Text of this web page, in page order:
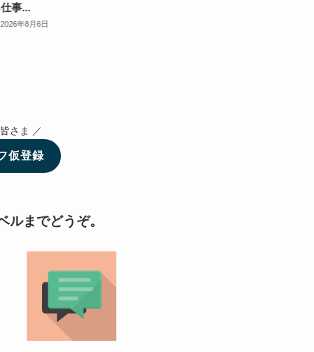
事...
2026年8月6日
さま ／
仮登録
までどうぞ。